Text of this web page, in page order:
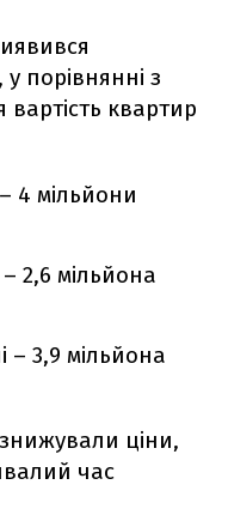
порівнянні з
вартість квартир
4 мільйони
2,6 мільйона
– 3,9 мільйона
ціни,
час